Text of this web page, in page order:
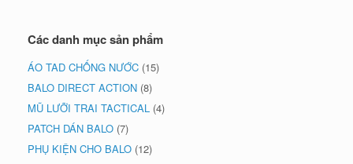
Các danh mục sản phẩm
ÁO TAD CHỐNG NƯỚC (15)
BALO DIRECT ACTION (8)
MŨ LƯỠI TRAI TACTICAL (4)
PATCH DÁN BALO (7)
PHỤ KIỆN CHO BALO (12)